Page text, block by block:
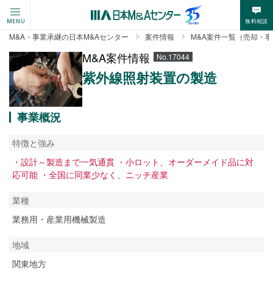
MENU 無料相談
M&A・事業承継の日本M&Aセンター 案件情報 M&A案件一覧（売却・
M&A案件情報 No.17044
紫外線照射装置の製造
事業概況
特徴と強み
・設計～製造まで一気通貫 ・小ロット、オーダーメイド品に対
応可能 ・全国に同業少なく、ニッチ産業
業種
業務用・産業用機械製造
地域
関東地方